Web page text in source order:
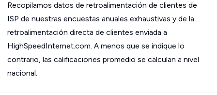
Recopilamos datos de retroalimentación de clientes de
ISP de nuestras encuestas anuales exhaustivas y de la
retroalimentación directa de clientes enviada a
HighSpeedInternet.com. A menos que se indique lo
contrario, las calificaciones promedio se calculan a nivel
nacional.